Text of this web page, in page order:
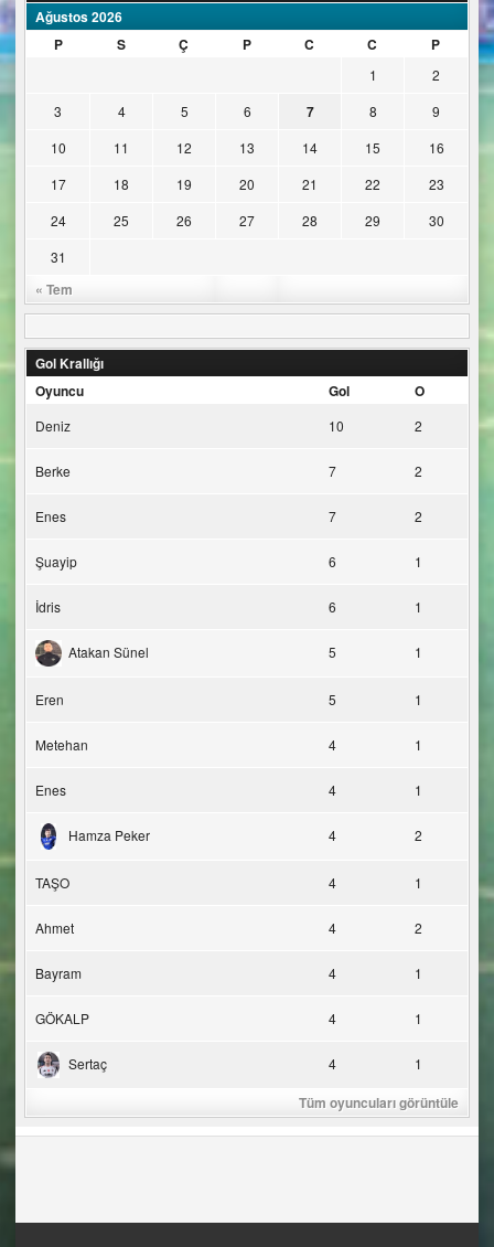
Ağustos 2026
P
S Ç P C C P
« Tem
1
2
3
4 5 6 7 8
9
10
11 12 13 14 15
16
17
18 19 20 21 22
23
24
25 26 27 28 29
30
31
Gol Krallığı
Oyuncu
Gol O
Deniz 10 2
Berke 7 2
Enes 7 2
Şuayip 6 1
İdris 6 1
Atakan Sünel 5 1
Eren 5 1
Metehan 4 1
Enes 4 1
Hamza Peker 4 2
TAŞO 4 1
Ahmet 4 2
Bayram 4 1
GÖKALP 4 1
Sertaç 4 1
Tüm oyuncuları görüntüle